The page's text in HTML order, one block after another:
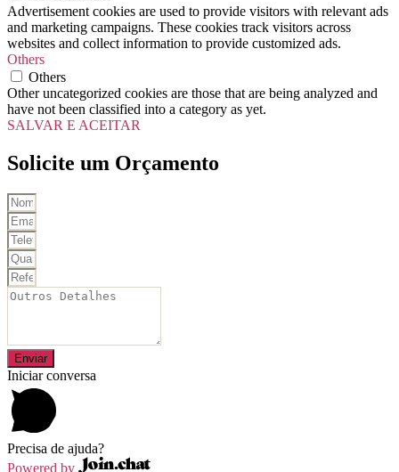
Advertisement cookies are used to provide visitors with relevant ads
and marketing campaigns. These cookies track visitors across
websites and collect information to provide customized ads.
Others
Others
Other uncategorized cookies are those that are being analyzed and
have not been classified into a category as yet.
SALVAR E ACEITAR
Solicite um Orçamento
Enviar
Iniciar conversa
Precisa de ajuda?
Powered by